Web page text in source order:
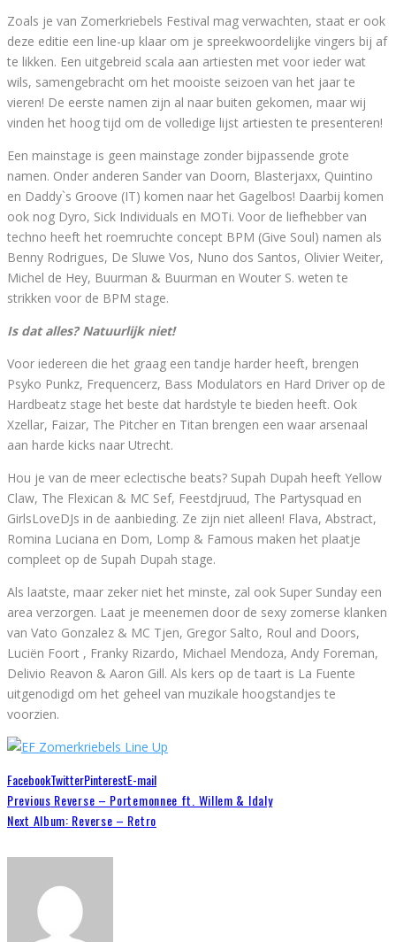
Zoals je van Zomerkriebels Festival mag verwachten, staat er ook
deze editie een line-up klaar om je spreekwoordelijke vingers bij af
te likken. Een uitgebreid scala aan artiesten met voor ieder wat
wils, samengebracht om het mooiste seizoen van het jaar te
vieren! De eerste namen zijn al naar buiten gekomen, maar wij
vinden het hoog tijd om de volledige lijst artiesten te presenteren!
Een mainstage is geen mainstage zonder bijpassende grote
namen. Onder anderen Sander van Doorn, Blasterjaxx, Quintino
en Daddy`s Groove (IT) komen naar het Gagelbos! Daarbij komen
ook nog Dyro, Sick Individuals en MOTi. Voor de liefhebber van
techno heeft het roemruchte concept BPM (Give Soul) namen als
Benny Rodrigues, De Sluwe Vos, Nuno dos Santos, Olivier Weiter,
Michel de Hey, Buurman & Buurman en Wouter S. weten te
strikken voor de BPM stage.
Is dat alles? Natuurlijk niet!
Voor iedereen die het graag een tandje harder heeft, brengen
Psyko Punkz, Frequencerz, Bass Modulators en Hard Driver op de
Hardbeatz stage het beste dat hardstyle te bieden heeft. Ook
Xzellar, Faizar, The Pitcher en Titan brengen een waar arsenaal
aan harde kicks naar Utrecht.
Hou je van de meer eclectische beats? Supah Dupah heeft Yellow
Claw, The Flexican & MC Sef, Feestdjruud, The Partysquad en
GirlsLoveDJs in de aanbieding. Ze zijn niet alleen! Flava, Abstract,
Romina Luciana en Dom, Lomp & Famous maken het plaatje
compleet op de Supah Dupah stage.
Als laatste, maar zeker niet het minste, zal ook Super Sunday een
area verzorgen. Laat je meenemen door de sexy zomerse klanken
van Vato Gonzalez & MC Tjen, Gregor Salto, Roul and Doors,
Luciën Foort , Franky Rizardo, Michael Mendoza, Andy Foreman,
Delivio Reavon & Aaron Gill. Als kers op de taart is La Fuente
uitgenodigd om het geheel van muzikale hoogstandjes te
voorzien.
FacebookTwitterPinterestE-mail
Previous Reverse – Portemonnee ft. Willem & Idaly
Next Album: Reverse – Retro